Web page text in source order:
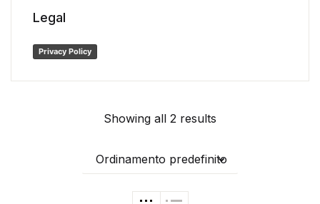
Showing all 2 results
Ordinamento predefinito
Legal
Privacy Policy